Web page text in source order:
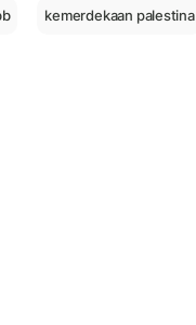
kemerdekaan palestina